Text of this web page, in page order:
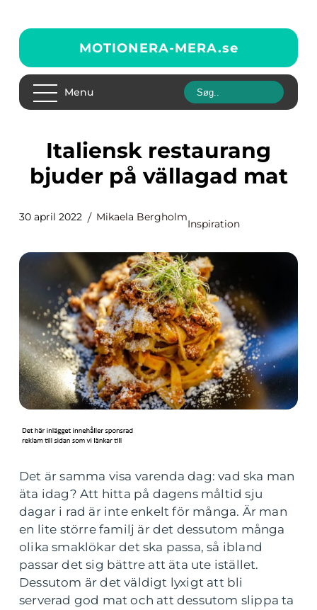
MOTIONERA-MERA.se
Menu
Italiensk restaurang
bjuder på vällagad mat
30 april 2022 Mikaela Bergholm
Inspiration
Det är samma visa varenda dag: vad ska man
äta idag? Att hitta på dagens måltid sju
dagar i rad är inte enkelt för många. Är man
en lite större familj är det dessutom många
olika smaklökar det ska passa, så ibland
passar det sig bättre att äta ute istället.
Dessutom är det väldigt lyxigt att bli
serverad god mat och att dessutom slippa ta